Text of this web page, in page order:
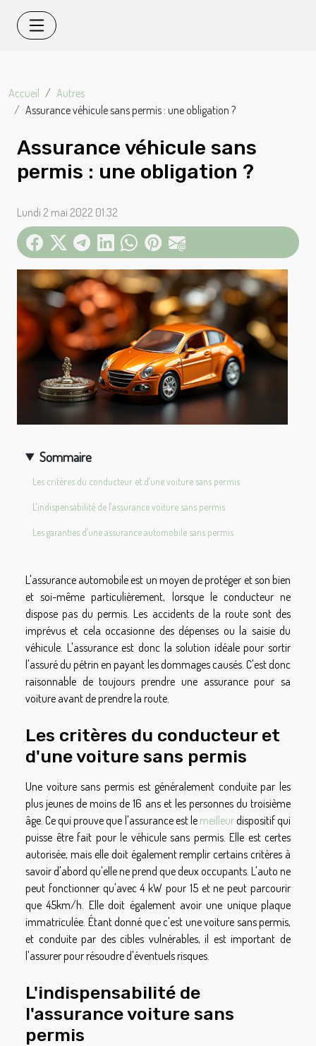
Accueil
Autres
Assurance véhicule sans permis : une obligation ?
Assurance véhicule sans
permis : une obligation ?
Lundi 2 mai 2022 01:32
Sommaire
Les critères du conducteur et d'une voiture sans permis
L'indispensabilité de l'assurance voiture sans permis
Les garanties d'une assurance automobile sans permis
L'assurance automobile est un moyen de protéger et son bien
et soi-même particulièrement, lorsque le conducteur ne
dispose pas du permis. Les accidents de la route sont des
imprévus et cela occasionne des dépenses ou la saisie du
véhicule. L'assurance est donc la solution idéale pour sortir
l'assuré du pétrin en payant les dommages causés. C'est donc
raisonnable de toujours prendre une assurance pour sa
voiture avant de prendre la route.
Les critères du conducteur et
d'une voiture sans permis
Une voiture sans permis est généralement conduite par les
plus jeunes de moins de 16 ans et les personnes du troisième
âge. Ce qui prouve que l'assurance est le meilleurdispositif qui
puisse être fait pour le véhicule sans permis. Elle est certes
autorisée, mais elle doit également remplir certains critères à
savoir d'abord qu'elle ne prend que deux occupants. L'auto ne
peut fonctionner qu'avec 4 kW pour 15 et ne peut parcourir
que 45km/h. Elle doit également avoir une unique plaque
immatriculée. Étant donné que c'est une voiture sans permis,
et conduite par des cibles vulnérables, il est important de
l'assurer pour résoudre d'éventuels risques.
L'indispensabilité de
l'assurance voiture sans
permis